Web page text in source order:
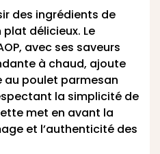
des ingrédients de
délicieux. Le
, avec ses saveurs
à chaud, ajoute
au poulet parmesan
la simplicité de
met en avant la
et l’authenticité des